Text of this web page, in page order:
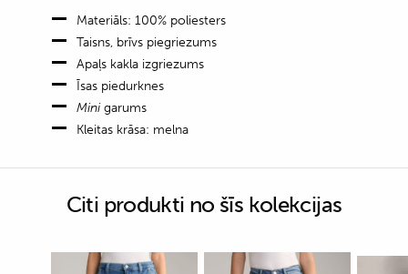
Materiāls: 100% poliesters
Taisns, brīvs piegriezums
Apaļs kakla izgriezums
Īsas piedurknes
Minigarums
Kleitas krāsa: melna
Citi produkti no šīs kolekcijas